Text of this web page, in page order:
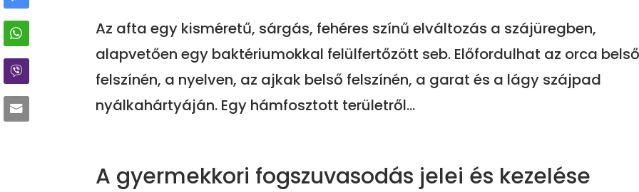
Az afta egy kisméretű, sárgás, fehéres színű elváltozás a szájüregben,
alapvetően egy baktériumokkal felülfertőzött seb. Előfordulhat az orca
felszínén, a nyelven, az ajkak belső felszínén, a garat és a lágy szájpad
nyálkahártyáján. Egy hámfosztott területről...
A gyermekkori fogszuvasodás jelei és kezelése